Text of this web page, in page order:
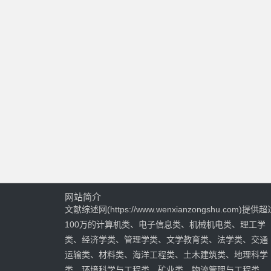
网站简介
文献综述网(https://www.wenxianzongshu.com)提供超
100万的计算机类、电子信息类、机械机电类、理工学
类、经济学类、管理学类、文学教育类、法学类、交通
运输类、材料类、海洋工程类、土木建筑类、地理科学